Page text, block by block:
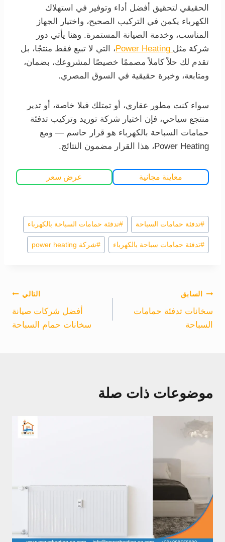
الحقيقي لتحقيق أفضل أداء وتوفير في استهلاك
الكهرباء يكمن في التركيب الصحيح، واختيار الجهاز
المناسب، وخدمة الصيانة المستمرة. وهنا يأتي دور
شركة مثل
، التي لا تبيع فقط منتجًا، بل
تقدم لك حلاً كاملاً مصممًا خصيصًا لمشروعك، بضمان،
ومتابعة، وخبرة حقيقية في السوق المصري.
سواء كنت مطور عقاري، أو تمتلك فيلا خاصة، أو تدير
منتجع سياحي، فإن اختيار شركة توريد وتركيب تدفئة
حمامات السباحة بالكهرباء هو قرار حاسم — ومع
Power Heating، هذا القرار مضمون النتائج.
معاينة مجانية عرض سعر
وسوم
المقال:
#تدفئة حمامات السباحة #تدفئة حمامات السباحة بالكهرباء
#تدفئة حمامات سباحة بالكهرباء #شركة power heating
تصفّح
المقالات
السابق
سخانات تدفئة حمامات
السباحة
التالي
أفضل شركات صيانة
سخانات حمام السباحة
موضوعات ذات صلة